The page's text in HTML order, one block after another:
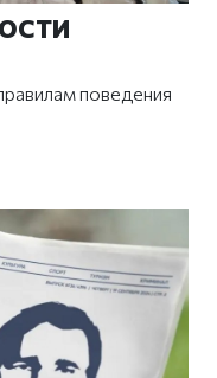
поведения